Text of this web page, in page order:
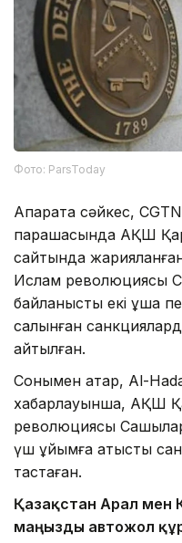
Фото: ParsToday
Ақпаратқа сәйкес,
парақшасында АҚШ
сайтында
Ислам революциясы
байланысты екі ұшақ
салынған
айтылған.
Сонымен қатар, Al-
хабарлауынша, АҚШ
революциясы
үш ұйымға қатысты
тастаған.
Қазақстан Арал мен
маңызды автожол